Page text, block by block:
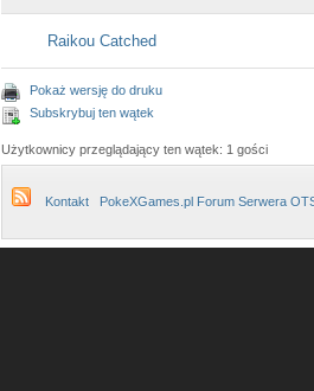
Raikou Catched
Pokaż wersję do druku
Subskrybuj ten wątek
Użytkownicy przeglądający ten wątek: 1 gości
Kontakt PokeXGames.pl Forum Serwera